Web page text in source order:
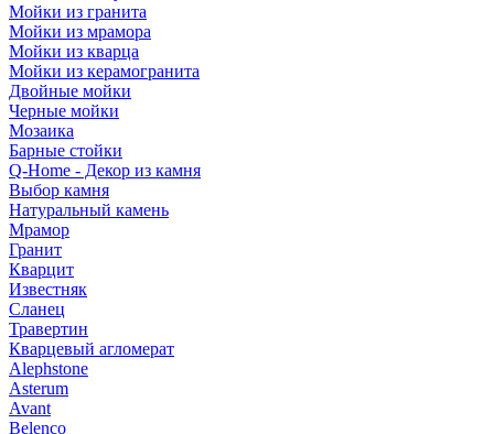
Мойки из гранита
Мойки из мрамора
Мойки из кварца
Мойки из керамогранита
Двойные мойки
Черные мойки
Мозаика
Барные стойки
Q-Home - Декор из камня
Выбор камня
Натуральный камень
Мрамор
Гранит
Кварцит
Известняк
Сланец
Травертин
Кварцевый агломерат
Alephstone
Asterum
Avant
Belenco